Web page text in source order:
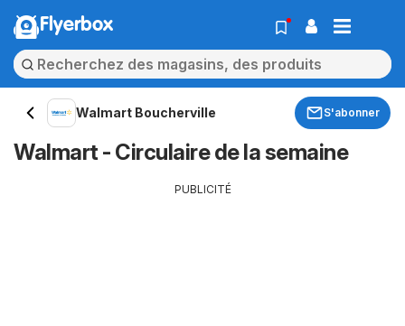
Flyerbox
Walmart Boucherville S'abonner
Walmart - Circulaire de la semaine
PUBLICITÉ